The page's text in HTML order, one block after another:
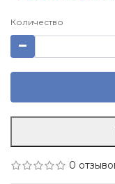
Количество
0